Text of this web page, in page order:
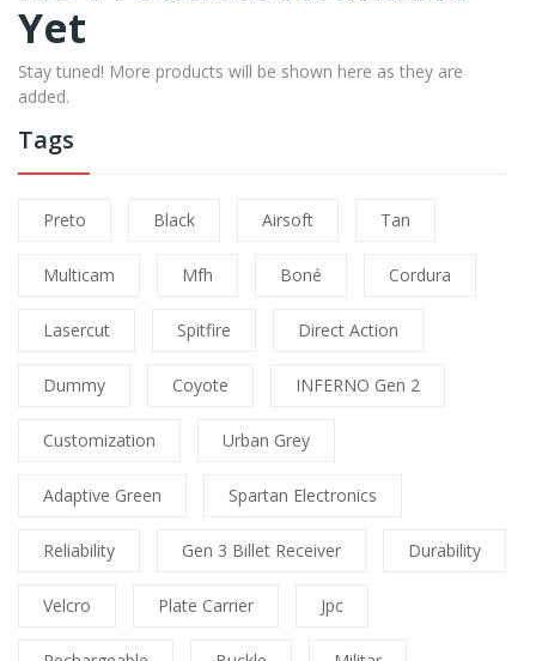
Tags
Preto Black Airsoft Tan
Multicam Mfh Boné Cordura
Lasercut Spitfire Direct Action
Dummy Coyote INFERNO Gen 2
Customization Urban Grey
Adaptive Green Spartan Electronics
Reliability Gen 3 Billet Receiver Durability
Velcro Plate Carrier Jpc
Yet
Stay tuned! More products will be shown here as they are
added.